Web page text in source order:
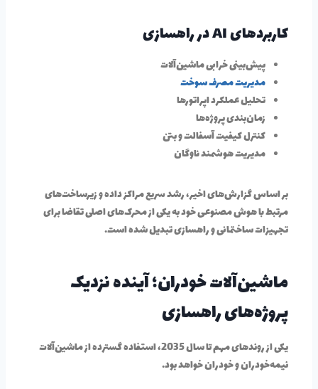
کاربردهای AI در راهسازی
پیش‌بینی خرابی ماشین‌آلات
مدیریت مصرف سوخت
تحلیل عملکرد اپراتورها
زمان‌بندی پروژه‌ها
کنترل کیفیت آسفالت و بتن
مدیریت هوشمند ناوگان
بر اساس گزارش‌های اخیر، رشد سریع مراکز داده و زیرساخت‌های
مرتبط با هوش مصنوعی خود به یکی از محرک‌های اصلی تقاضا برای
تجهیزات ساختمانی و راهسازی تبدیل شده است.
ماشین‌آلات خودران؛ آینده نزدیک
پروژه‌های راهسازی
یکی از روندهای مهم تا سال 2035، استفاده گسترده از ماشین‌آلات
نیمه‌خودران و خودران خواهد بود.